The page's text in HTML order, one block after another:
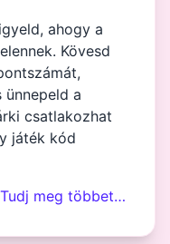
ahogy a
Kövesd
a
csatlakozhat
játék kód
Tudj meg többet…